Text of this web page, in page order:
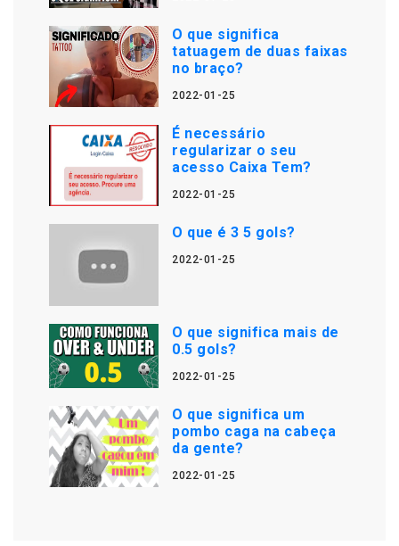
O que significa
tatuagem de duas faixas
no braço?
2022-01-25
É necessário
regularizar o seu
acesso Caixa Tem?
2022-01-25
O que é 3 5 gols?
2022-01-25
O que significa mais de
0.5 gols?
2022-01-25
O que significa um
pombo caga na cabeça
da gente?
2022-01-25